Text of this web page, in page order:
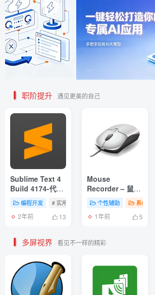
职阶提升 遇见更美的自己
Sublime Text 4
Build 4174-代码
编辑器的卓越之
作 帮助您提高工
作效率和质量
编程开发 # 实用工具 # 下载传输 # 编辑输入
2年前 13
Mouse
Recorder – 鼠标
动作录制自动化
革命工具
个性辅助 系统工具
1年前 5
多屏视界 看见不一样的精彩